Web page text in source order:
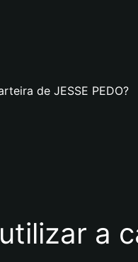
de JESSE PEDO?
a